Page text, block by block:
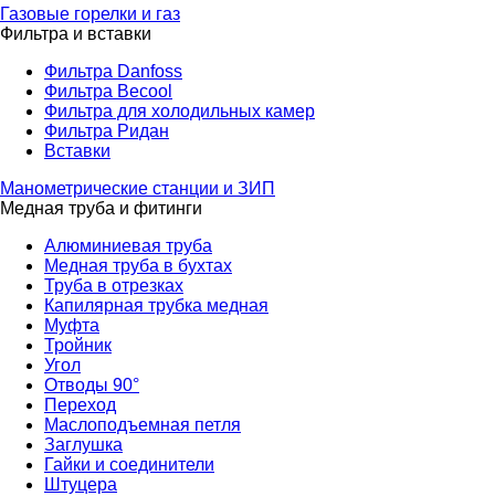
Газовые горелки и газ
Фильтра и вставки
Фильтра Danfoss
Фильтра Becool
Фильтра для холодильных камер
Фильтра Ридан
Вставки
Манометрические станции и ЗИП
Медная труба и фитинги
Алюминиевая труба
Медная труба в бухтах
Труба в отрезках
Капилярная трубка медная
Муфта
Тройник
Угол
Отводы 90°
Переход
Маслоподъемная петля
Заглушка
Гайки и соединители
Штуцера